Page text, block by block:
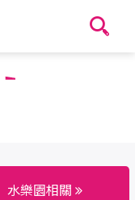
水樂園相關